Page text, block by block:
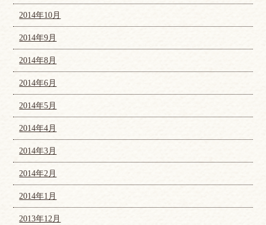
2014年10月
2014年9月
2014年8月
2014年6月
2014年5月
2014年4月
2014年3月
2014年2月
2014年1月
2013年12月